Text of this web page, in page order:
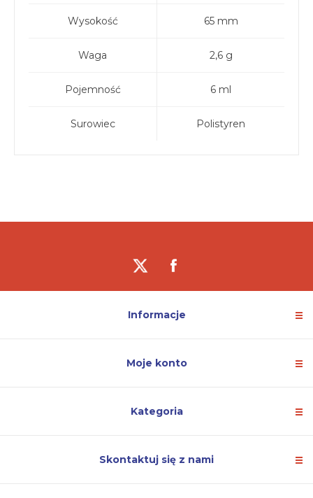
Wysokość 65 mm
Waga 2,6 g
Pojemność 6 ml
Surowiec Polistyren
Informacje
Moje konto
Kategoria
Skontaktuj się z nami